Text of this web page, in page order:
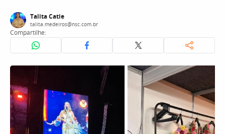
Talita Catie
talita.medeiros@nsc.com.br
Compartilhe: